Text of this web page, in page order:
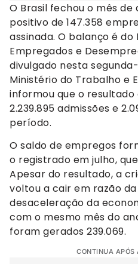
O Brasil fechou o mês
positivo de 147.358
assinada. O balanço é
Empregados e
divulgado nesta
Ministério do Trabalho e
informou que o
2.239.895 admissões e
período.
O saldo de empregos
o registrado em julho, que
Apesar do resultado, a
voltou a cair em razão
desaceleração da
com o mesmo mês do
foram gerados 239.069.
CONTINUA APÓS